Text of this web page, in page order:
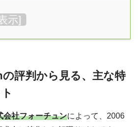
示]
評判から見る、主な特
会社フォーチュンによって、2006